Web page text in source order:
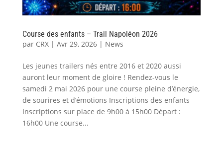
Course des enfants – Trail Napoléon 2026
par CRX| Avr 29, 2026| News
Les jeunes trailers nés entre 2016 et 2020 aussi
auront leur moment de gloire ! Rendez-vous le
samedi 2 mai 2026 pour une course pleine d’énergie,
de sourires et d’émotions Inscriptions des enfants
Inscriptions sur place de 9h00 à 15h00 Départ :
16h00 Une course...